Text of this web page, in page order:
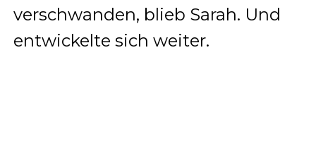
verschwanden, blieb Sarah. Und
entwickelte sich weiter.